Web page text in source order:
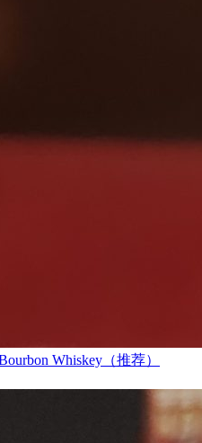
Whiskey（推荐）